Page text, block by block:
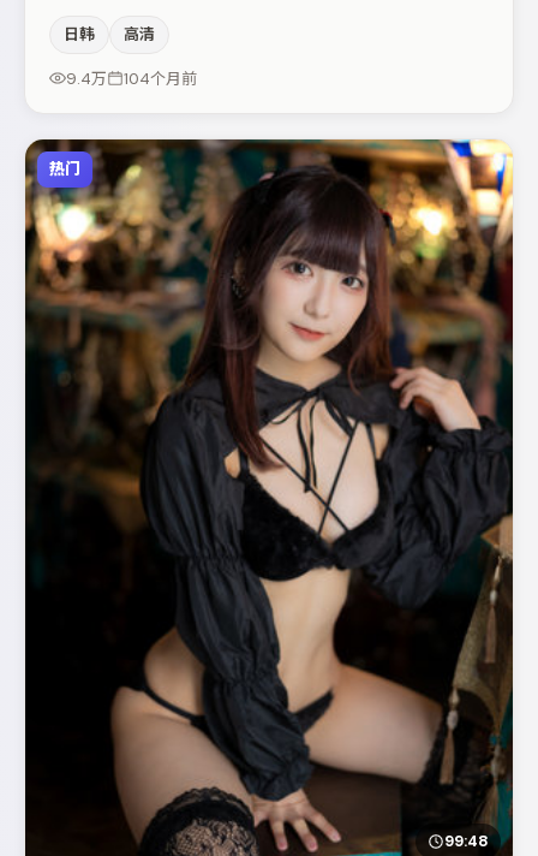
的对手戏构成全片情感锚点，弗洛伦丝·皮尤则以细节塑造
推动谜题层层揭开。整体完成度较高，适合周末一口气追
日韩 高清
9.4万 104个月前
热门
99:48